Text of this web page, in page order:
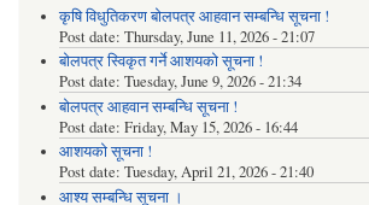
कृषि विधुतिकरण बोलपत्र आहवान सम्बन्धि सूचना !
Post date: Thursday, June 11, 2026 - 21:07
बोलपत्र स्विकृत गर्ने आशयको सूचना !
Post date: Tuesday, June 9, 2026 - 21:34
बोलपत्र आहवान सम्बन्धि सूचना !
Post date: Friday, May 15, 2026 - 16:44
आशयको सूचना !
Post date: Tuesday, April 21, 2026 - 21:40
आश्य सम्बन्धि सूचना ।